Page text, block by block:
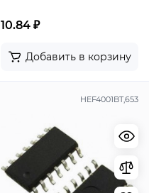
10.84 ₽
Добавить в корзину
HEF4001BT,653